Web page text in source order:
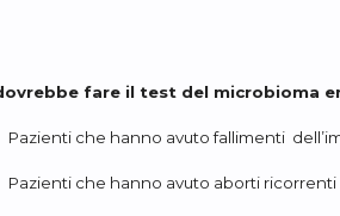
fare il test del microbioma
Pazienti che hanno avuto fallimenti
Pazienti che hanno avuto aborti ricorrenti